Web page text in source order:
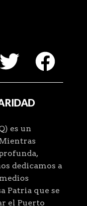
es un
dedicamos a
Patria que se
el Puerto